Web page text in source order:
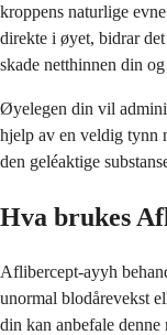
kroppens naturlige
direkte i øyet, bidrar
skade netthinnen din
Øyelegen din vil
hjelp av en veldig tynn
den geléaktige
Hva brukes
Aflibercept-ayyh
unormal blodårevekst
din kan anbefale